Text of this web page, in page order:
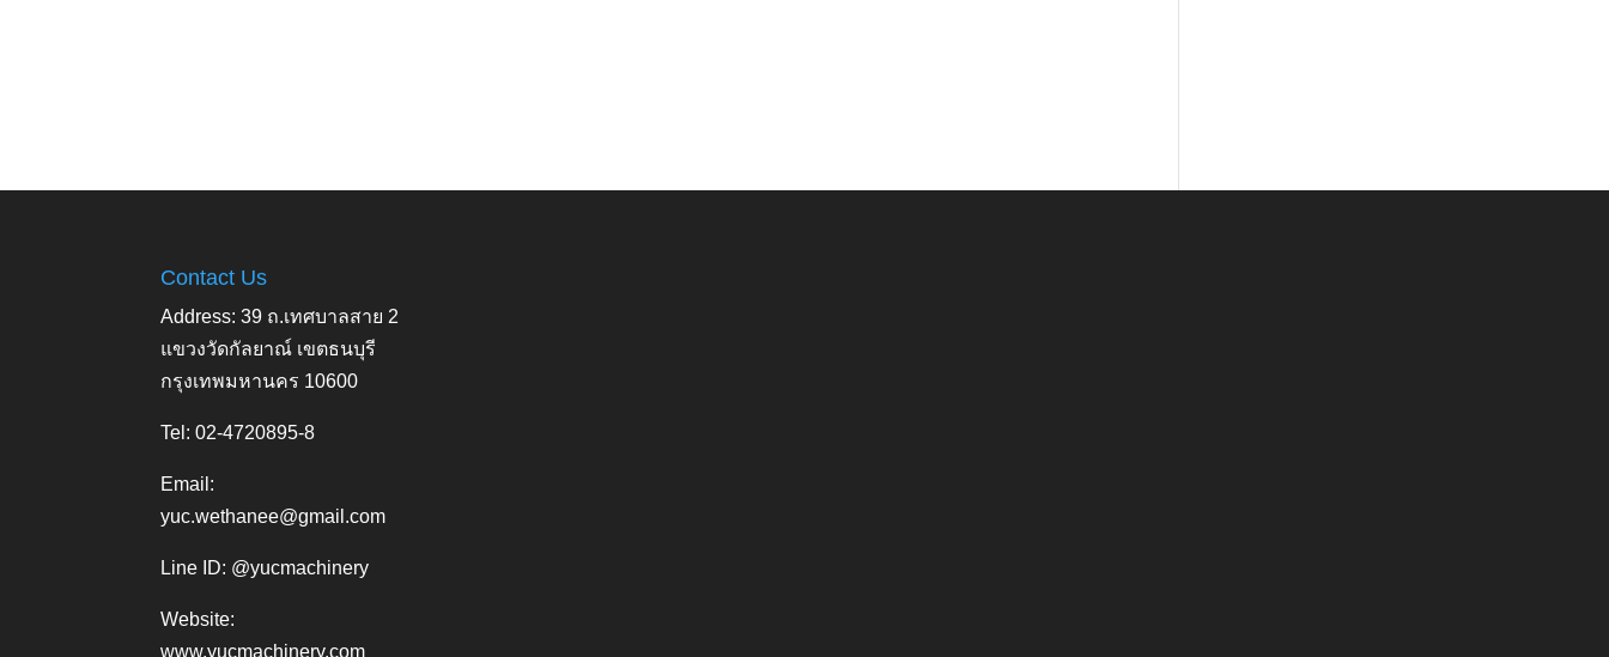
Contact Us
Address: 39 ถ.เทศบาลสาย 2
แขวงวัดกัลยาณ์ เขตธนบุรี
กรุงเทพมหานคร 10600
Tel: 02-4720895-8
Email:
yuc.wethanee@gmail.com
Line ID: @yucmachinery
Website:
www.yucmachinery.com